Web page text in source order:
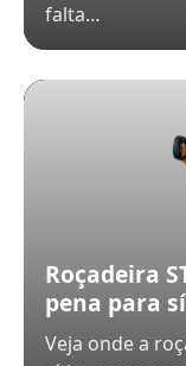
falta…
Roçadeira
pena para
Veja onde a